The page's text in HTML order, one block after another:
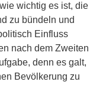
wichtig es ist, die
zu bündeln und
Einfluss
nach dem Zweiten
denn es galt,
Bevölkerung zu